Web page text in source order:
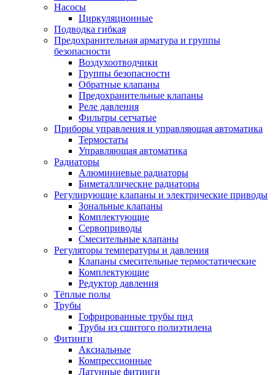
Насосы
Циркуляционные
Подводка гибкая
Предохранительная арматура и группы
безопасности
Воздухоотводчики
Группы безопасности
Обратные клапаны
Предохранительные клапаны
Реле давления
Фильтры сетчатые
Приборы управления и управляющая автоматика
Термостаты
Управляющая автоматика
Радиаторы
Алюминиевые радиаторы
Биметаллические радиаторы
Регулирующие клапаны и электрические приводы
Зональные клапаны
Комплектующие
Сервоприводы
Смесительные клапаны
Регуляторы температуры и давления
Клапаны смесительные термостатические
Комплектующие
Редуктор давления
Тёплые полы
Трубы
Гофрированные трубы пнд
Трубы из сшитого полиэтилена
Фитинги
Аксиальные
Компрессионные
Латунные фитинги